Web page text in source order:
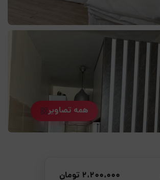
همه تصاویر
2،200،000 تومان